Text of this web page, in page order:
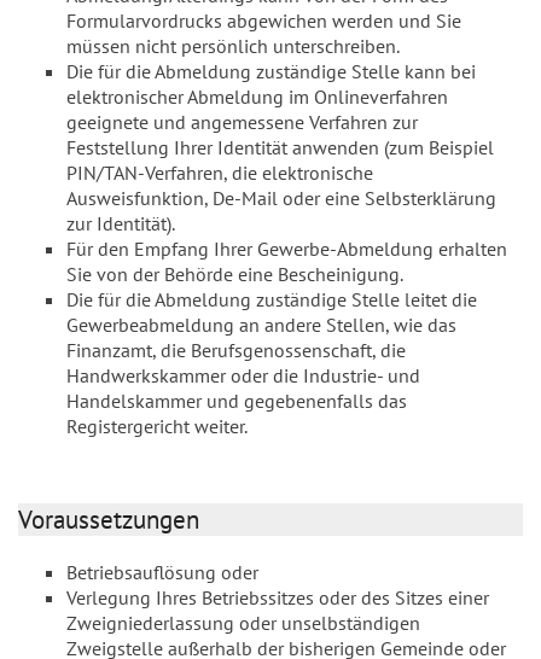
Formularvordrucks abgewichen werden und Sie
müssen nicht persönlich unterschreiben.
Die für die Abmeldung zuständige Stelle kann bei
elektronischer Abmeldung im Onlineverfahren
geeignete und angemessene Verfahren zur
Feststellung Ihrer Identität anwenden (zum Beispiel
PIN/TAN-Verfahren, die elektronische
Ausweisfunktion, De-Mail oder eine Selbsterklärung
zur Identität).
Für den Empfang Ihrer Gewerbe-Abmeldung erhalten
Sie von der Behörde eine Bescheinigung.
Die für die Abmeldung zuständige Stelle leitet die
Gewerbeabmeldung an andere Stellen, wie das
Finanzamt, die Berufsgenossenschaft, die
Handwerkskammer oder die Industrie- und
Handelskammer und gegebenenfalls das
Registergericht weiter.
Voraussetzungen
Betriebsauflösung oder
Verlegung Ihres Betriebssitzes oder des Sitzes einer
Zweigniederlassung oder unselbständigen
Zweigstelle außerhalb der bisherigen Gemeinde oder